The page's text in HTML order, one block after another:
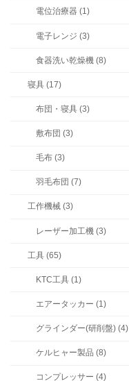
電位治療器 (1)
電子レンジ (3)
食器洗い乾燥機 (8)
寝具 (17)
布団・寝具 (3)
敷布団 (3)
毛布 (3)
羽毛布団 (7)
工作機械 (3)
レーザー加工機 (3)
工具 (65)
KTC工具 (1)
エアータッカー (1)
グラインダー(研削盤) (4)
ケルヒャー製品 (8)
コンプレッサー (4)